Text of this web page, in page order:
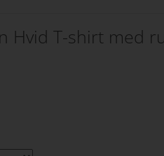
Hvid T-shirt med